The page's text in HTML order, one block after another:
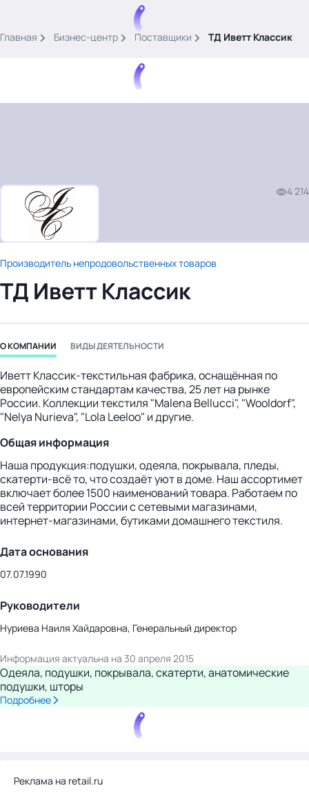
Войти
картина дня
темы
материалы
видео
события
бизнес-центр
Главная Бизнес-центр Поставщики ТД Иветт Классик
4 214
Производитель непродовольственных товаров
ТД Иветт Классик
О КОМПАНИИ ВИДЫ ДЕЯТЕЛЬНОСТИ
Иветт Классик-текстильная фабрика, оснащённая по
европейским стандартам качества, 25 лет на рынке
России. Коллекции текстиля "Malena Bellucci", "Wooldorf",
"Nelya Nurieva", "Lola Leeloo" и другие.
Общая информация
Наша продукция:подушки, одеяла, покрывала, пледы,
скатерти-всё то, что создаёт уют в доме. Наш ассортимет
включает более 1500 наименований товара. Работаем по
всей территории России с сетевыми магазинами,
интернет-магазинами, бутиками домашнего текстиля.
Дата основания
07.07.1990
Руководители
Нуриева Наиля Хайдаровна, Генеральный директор
Информация актуальна на 30 апреля 2015
Одеяла, подушки, покрывала, скатерти, анатомические
подушки, шторы
Подробнее
Реклама на retail.ru